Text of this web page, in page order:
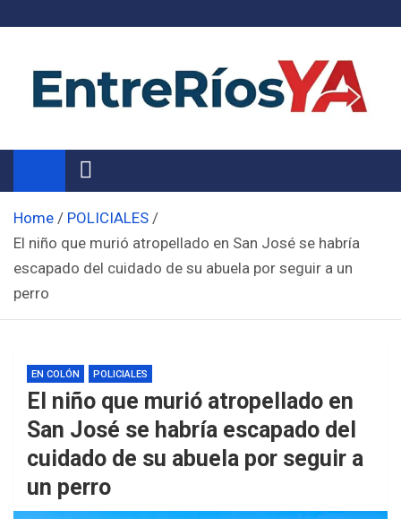
Noticias de Entre Ríos
Información de toda la provincia ahora
Home
POLICIALES
El niño que murió atropellado en San José se habría
escapado del cuidado de su abuela por seguir a un
perro
EN COLÓN POLICIALES
El niño que murió atropellado en
San José se habría escapado del
cuidado de su abuela por seguir a
un perro